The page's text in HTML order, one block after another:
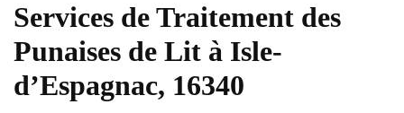
Services de Traitement des
Punaises de Lit à Isle-
d’Espagnac, 16340